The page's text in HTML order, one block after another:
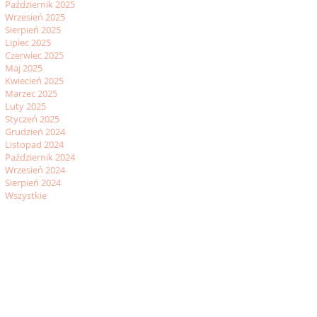
Październik 2025
Wrzesień 2025
Sierpień 2025
Lipiec 2025
Czerwiec 2025
Maj 2025
Kwiecień 2025
Marzec 2025
Luty 2025
Styczeń 2025
Grudzień 2024
Listopad 2024
Październik 2024
Wrzesień 2024
Sierpień 2024
Wszystkie